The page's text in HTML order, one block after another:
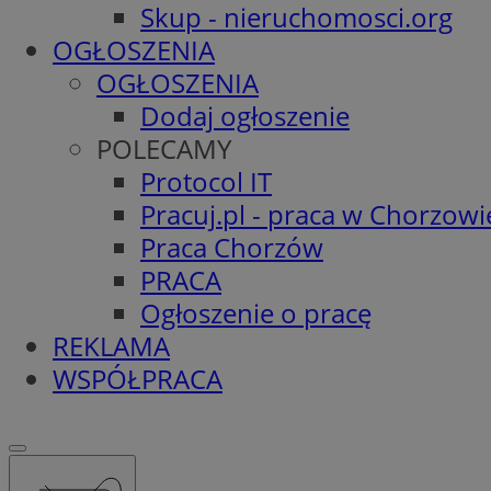
Skup - nieruchomosci.org
OGŁOSZENIA
OGŁOSZENIA
Dodaj ogłoszenie
POLECAMY
Protocol IT
Pracuj.pl - praca w
Praca Chorzów
PRACA
Ogłoszenie o pracę
REKLAMA
WSPÓŁPRACA